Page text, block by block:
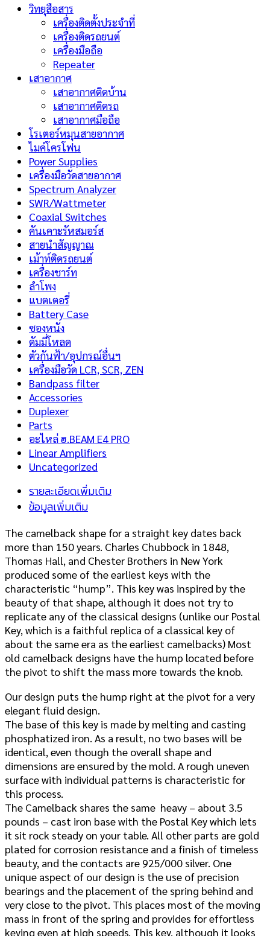
วิทยุสือสาร
เครื่องติดตั้งประจำที่
เครื่องติดรถยนต์
เครื่องมือถือ
Repeater
เสาอากาศ
เสาอากาศติดบ้าน
เสาอากาศติดรถ
เสาอากาศมือถือ
โรเตอร์หมุนสายอากาศ
ไมค์โครโฟน
Power Supplies
เครื่องมือวัดสายอากาศ
Spectrum Analyzer
SWR/Wattmeter
Coaxial Switches
คันเคาะรัหสมอร์ส
สายนำสัญญาณ
เม้าท์ติดรถยนต์
เครื่องชาร์ท
ลำโพง
แบตเตอรี่
Battery Case
ซองหนัง
ดัมมี่โหลด
ตัวกันฟ้า/อุปกรณ์อื่นฯ
เครื่องมือวัด LCR, SCR, ZEN
Bandpass filter
Accessories
Duplexer
Parts
อะไหล่ ฮ.BEAM E4 PRO
Linear Amplifiers
Uncategorized
รายละเอียดเพิ่มเติม
ข้อมูลเพิ่มเติม
The camelback shape for a straight key dates back
more than 150 years. Charles Chubbock in 1848,
Thomas Hall, and Chester Brothers in New York
produced some of the earliest keys with the
characteristic “hump”. This key was inspired by the
beauty of that shape, although it does not try to
replicate any of the classical designs (unlike our Postal
Key, which is a faithful replica of a classical key of
about the same era as the earliest camelbacks) Most
old camelback designs have the hump located before
the pivot to shift the mass more towards the knob.
Our design puts the hump right at the pivot for a very
elegant fluid design.
The base of this key is made by melting and casting
phosphatized iron. As a result, no two bases will be
identical, even though the overall shape and
dimensions are ensured by the mold. A rough uneven
surface with individual patterns is characteristic for
this process.
The Camelback shares the same heavy – about 3.5
pounds – cast iron base with the Postal Key which lets
it sit rock steady on your table. All other parts are gold
plated for corrosion resistance and a finish of timeless
beauty, and the contacts are 925/000 silver. One
unique aspect of our design is the use of precision
bearings and the placement of the spring behind and
very close to the pivot. This places most of the moving
mass in front of the spring and provides for effortless
keying even at high speeds. This key, although it looks